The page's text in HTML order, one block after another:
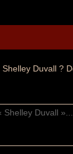
Duvall ?